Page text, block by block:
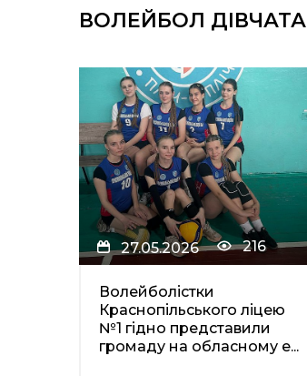
ВОЛЕЙБОЛ ДІВЧАТА
27.05.2026 216
Волейболістки
Краснопільського ліцею
№1 гідно представили
громаду на обласному е...